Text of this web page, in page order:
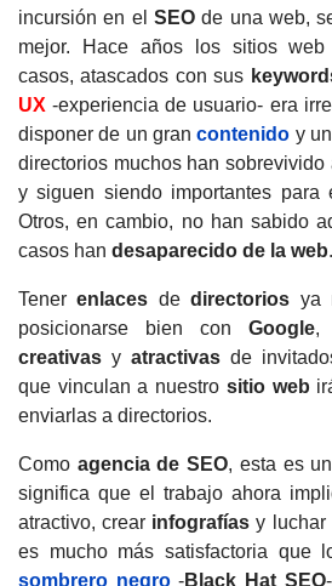
incursión en el SEO de una web,
mejor. Hace años los sitios web
casos, atascados con sus
UX -experiencia de usuario- era
disponer de un grancontenido y
directorios muchos han
y siguen siendo importantes
Otros, en cambio, no han sabido
casos han desaparecido de la web.
Tenerenlaces dedirectorios ya
posicionarse bien con Google,
creativas y atractivas de
que vinculan a nuestro sitio web
enviarlas a directorios.
Como agencia de SEO, esta es
significa que el trabajo ahora
atractivo, crear infografías y luchar
es mucho más satisfactoria que
sombrero negro-Black Hat SEO